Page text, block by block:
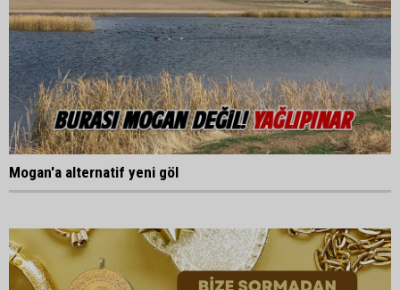
Mogan'a alternatif yeni göl